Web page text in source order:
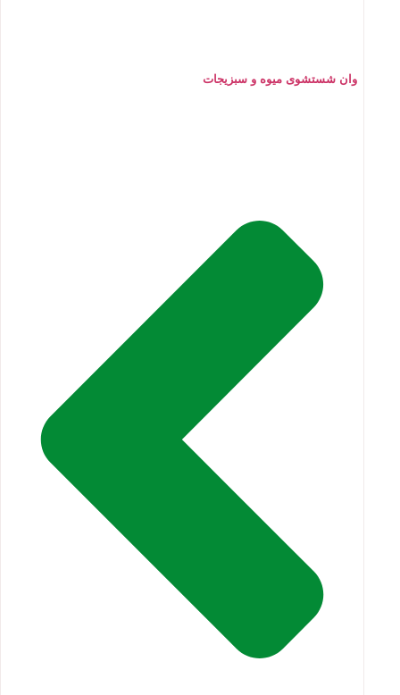
وان شستشوی میوه و سبزیجات